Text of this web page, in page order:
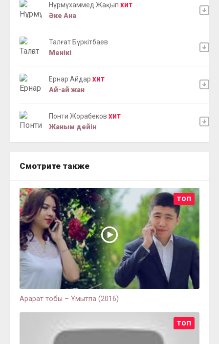
Нұрмұxаммед Жақып ХИТ
Әке Ана
Талғат Бүркітбаев
Менікі
Ернар Айдар ХИТ
Ай-ай жан
Понти Жорабеков ХИТ
Жаным дейін
Смотрите также
ТОП
Арарат тобы – Ұмытпа (2016)
ТОП